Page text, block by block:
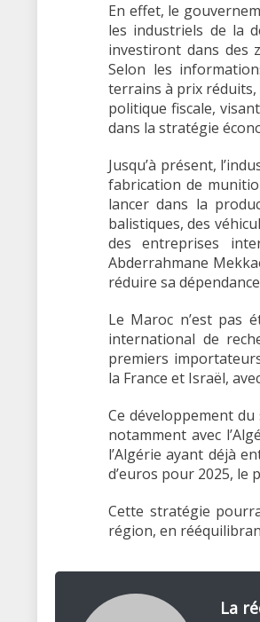
En effet, le
les industriels de la
investiront dans des
Selon les
terrains à prix réduits,
politique fiscale,
dans la stratégie
Jusqu’à présent,
fabrication de
lancer dans la
balistiques, des
des entreprises
Abderrahmane
réduire sa
Le Maroc n’est pas
international de
premiers
la France et Israël,
Ce développement
notamment avec
l’Algérie ayant déjà
d’euros pour 2025, le
Cette stratégie
région, en
La